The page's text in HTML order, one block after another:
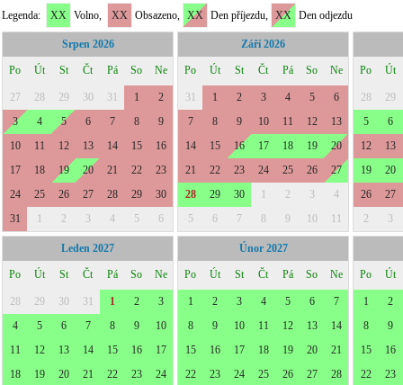
Legenda: XX Volno, XX Obsazeno, XX Den příjezdu, XX Den odjezdu
Srpen 2026
Po Út St Čt Pá So Ne
27 28 29 30 31 1
2
3
4 5 6 7 8
9
10
11 12 13 14 15
16
17
18 19 20 21 22
23
24
25 26 27 28 29
30
31
1 2 3 4 5 6
Září 2026
Po Út St Čt Pá So Ne
31 1 2 3 4 5
6
7
8 9 10 11 12
13
14
15 16 17 18 19
20
21
22 23 24 25 26
27
28
29 30 1 2 3
4
5
6 7 8 9 10 11
Po Út
28
29
5
6
12
13
19
20
26
27
2
3
Leden 2027
Po Út St Čt Pá So Ne
28 29 30 31 1 2
3
4
5 6 7 8 9
10
11
12 13 14 15 16
17
18
19 20 21 22 23
24
Únor 2027
Po Út St Čt Pá So Ne
1 2 3 4 5 6
7
8
9 10 11 12 13
14
15
16 17 18 19 20
21
22
23 24 25 26 27
28
Po Út
1
2
8
9
15
16
22
23